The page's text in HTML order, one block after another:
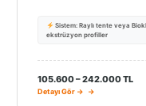
Sistem: Raylı tente veya
ekstrüzyon profiller
105.600 – 242.000 TL
Detayı Gör →